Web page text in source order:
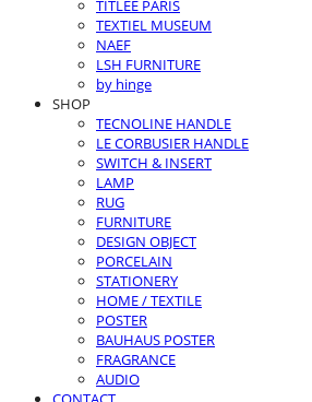
TITLEE PARIS
TEXTIEL MUSEUM
NAEF
LSH FURNITURE
by hinge
SHOP
TECNOLINE HANDLE
LE CORBUSIER HANDLE
SWITCH & INSERT
LAMP
RUG
FURNITURE
DESIGN OBJECT
PORCELAIN
STATIONERY
HOME / TEXTILE
POSTER
BAUHAUS POSTER
FRAGRANCE
AUDIO